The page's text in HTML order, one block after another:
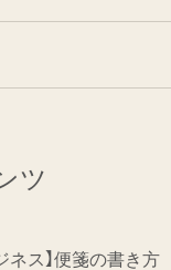
ツ
ジネス】便箋の書き方